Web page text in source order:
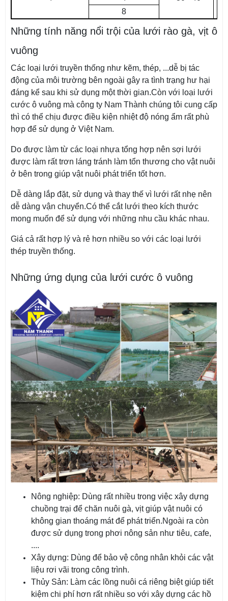
8
Những tính năng nổi trội của lưới rào gà, vịt ô
vuông
Các loại lưới truyền thống như kẽm, thép, ...dễ bị tác
động của môi trường bên ngoài gây ra tình trạng hư hại
đáng kể sau khi sử dụng một thời gian.Còn với loại lưới
cước ô vuông mà công ty Nam Thành chúng tôi cung cấp
thì có thể chịu được điều kiện nhiệt độ nóng ẩm rất phù
hợp để sử dụng ở Việt Nam.
Do được làm từ các loại nhựa tổng hợp nên sợi lưới
được làm rất trơn láng tránh làm tổn thương cho vật nuôi
ở bên trong giúp vật nuôi phát triển tốt hơn.
Dễ dàng lắp đặt, sử dụng và thay thế vì lưới rất nhẹ nên
dễ dàng vận chuyển.Có thể cắt lưới theo kích thước
mong muốn để sử dụng với những nhu cầu khác nhau.
Giá cả rất hợp lý và rẻ hơn nhiều so với các loại lưới
thép truyền thống.
Những ứng dụng của lưới cước ô vuông
Nông nghiệp: Dùng rất nhiều trong việc xây dựng
chuồng trại để chăn nuôi gà, vịt giúp vật nuôi có
không gian thoáng mát để phát triển.Ngoài ra còn
được sử dụng trong phơi nông sản như tiêu, cafe,
....
Xây dựng: Dùng để bảo vệ công nhân khỏi các vật
liệu rơi vãi trong công trình.
Thủy Sản: Làm các lồng nuôi cá riêng biệt giúp tiết
kiệm chi phí hơn rất nhiều so với xây dựng các hồ